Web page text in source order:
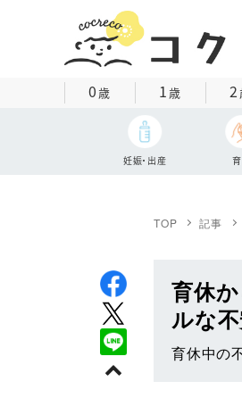
0歳 1歳 2
妊娠・出産
TOP 記事
育休
ルな
育休中の